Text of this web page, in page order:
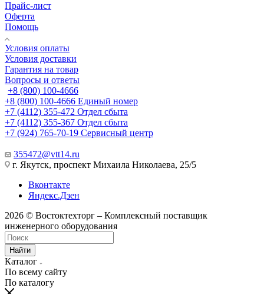
Прайс-лист
Оферта
Помощь
Условия оплаты
Условия доставки
Гарантия на товар
Вопросы и ответы
+8 (800) 100-4666
+8 (800) 100-4666 Единый номер
+7 (4112) 355-472 Отдел сбыта
+7 (4112) 355-367 Отдел сбыта
+7 (924) 765-70-19 Сервисный центр
355472@vtt14.ru
г. Якутск, проспект Михаила Николаева, 25/5
Вконтакте
Яндекс.Дзен
2026 © Востоктехторг – Комплексный поставщик
инженерного оборудования
Найти
Каталог
По всему сайту
По каталогу